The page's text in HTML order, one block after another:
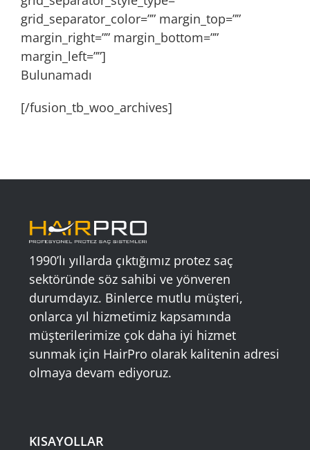
grid_separator_color=”” margin_top=””
margin_right=”” margin_bottom=””
margin_left=””]
Bulunamadı
[/fusion_tb_woo_archives]
1990’lı yıllarda çıktığımız protez saç
sektöründe söz sahibi ve yönveren
durumdayız. Binlerce mutlu müşteri,
onlarca yıl hizmetimiz kapsamında
müşterilerimize çok daha iyi hizmet
sunmak için HairPro olarak kalitenin adresi
olmaya devam ediyoruz.
KISAYOLLAR